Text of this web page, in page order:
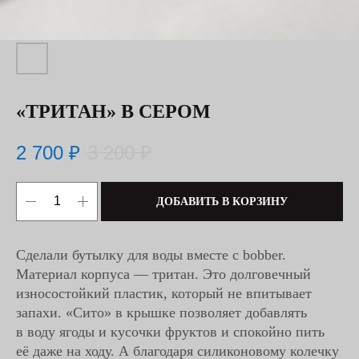
«ТРИТАН» В СЕРОМ
2 700 ₽
ДОБАВИТЬ В КОРЗИНУ
Сделали бутылку для воды вместе с bobber.
Материал корпуса — тритан. Это долговечный
износостойкий пластик, который не впитывает
запахи. «Сито» в крышке позволяет добавлять
в воду ягоды и кусочки фруктов и спокойно пить
её даже на ходу. А благодаря силиконовому колечку